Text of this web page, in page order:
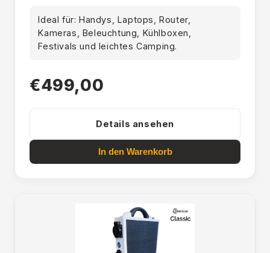
Ideal für: Handys, Laptops, Router,
Kameras, Beleuchtung, Kühlboxen,
Festivals und leichtes Camping.
€499,00
Details ansehen
In den Warenkorb